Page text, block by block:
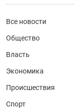
Все новости
Общество
Власть
Экономика
Происшествия
Спорт